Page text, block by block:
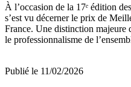
À l’occasion de la 17ᵉ édition
s’est vu décerner le prix de
France. Une distinction majeure
le professionnalisme de
Publié le 11/02/2026